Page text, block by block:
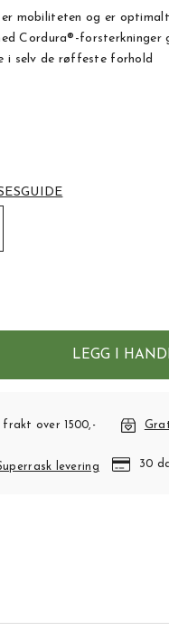
mobiliteten og er
Cordura®-
i selv de røffeste forhold
LEGG I
over 1500,-
levering 30